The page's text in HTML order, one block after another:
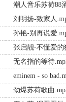
潮人音乐苏荷88
刘明扬-致家人
孙艳-别再说爱
张启靓-不懂爱的
无名指的等待
eminem - so
劲爆苏荷歌曲